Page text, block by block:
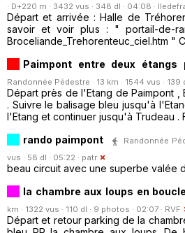
· D+220 m · 3432 vus · 348 dl · 04:08 ·
Départ et arrivée : Halle de
savoir et voir plus : " portail-de-
Broceliande_Trehorenteuc_ciel.htm "
Paimpont entre deux étangs
Randonnée Pédestre · 13 km · 1544 vus · 139
Départ près de l'Etang de Paimpont ,
. Suivre le balisage bleu jusqu'à
l'Etang et continuer jusqu'à Trudeau .
rando paimpont
Randonnée
vus · 58 dl · 05:22 · patr
beau circuit avec une superbe valée
la chambre aux loups en boucle
km · 1322 vus · 110 dl · 9 photos · 02:07 · RVF
Départ et retour parking de la